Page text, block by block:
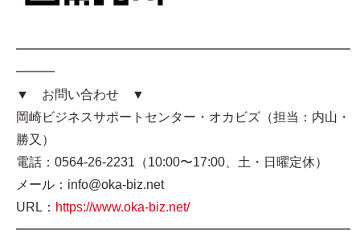
━━━━━━━━━━━━━━━━━━━━━━━━━━
━━━
▼ お問い合わせ ▼
岡崎ビジネスサポートセンター・オカビズ（担当：内山・
勝又）
電話：0564-26-2231（10:00〜17:00、土・日曜定休）
メール：info@oka-biz.net
URL： https://www.oka-biz.net/
━━━━━━━━━━━━━━━━━━━━━━━━━━